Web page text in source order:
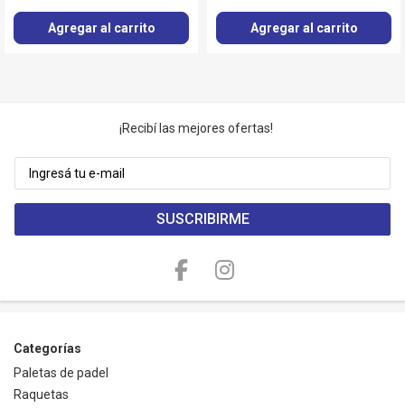
Agregar al carrito Agregar al carrito
¡Recibí las mejores ofertas!
SUSCRIBIRME
Categorías
Paletas de padel
Raquetas